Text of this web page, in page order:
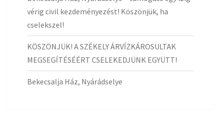
vérig civil kezdeményezést! Köszönjük, ha
cselekszel!
KÖSZÖNJÜK! A SZÉKELY ÁRVÍZKÁROSULTAK
MEGSEGÍTÉSÉÉRT CSELEKEDJÜNK EGYÜTT!
Bekecsalja Ház, Nyárádselye